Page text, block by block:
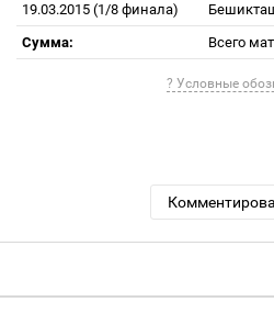
19.03.2015 (1/8 финала)
Сумма:
Всего
? Условные